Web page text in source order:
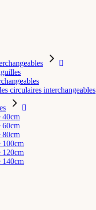
circulaires interchangeables
40cm
60cm
80cm
100cm
120cm
140cm